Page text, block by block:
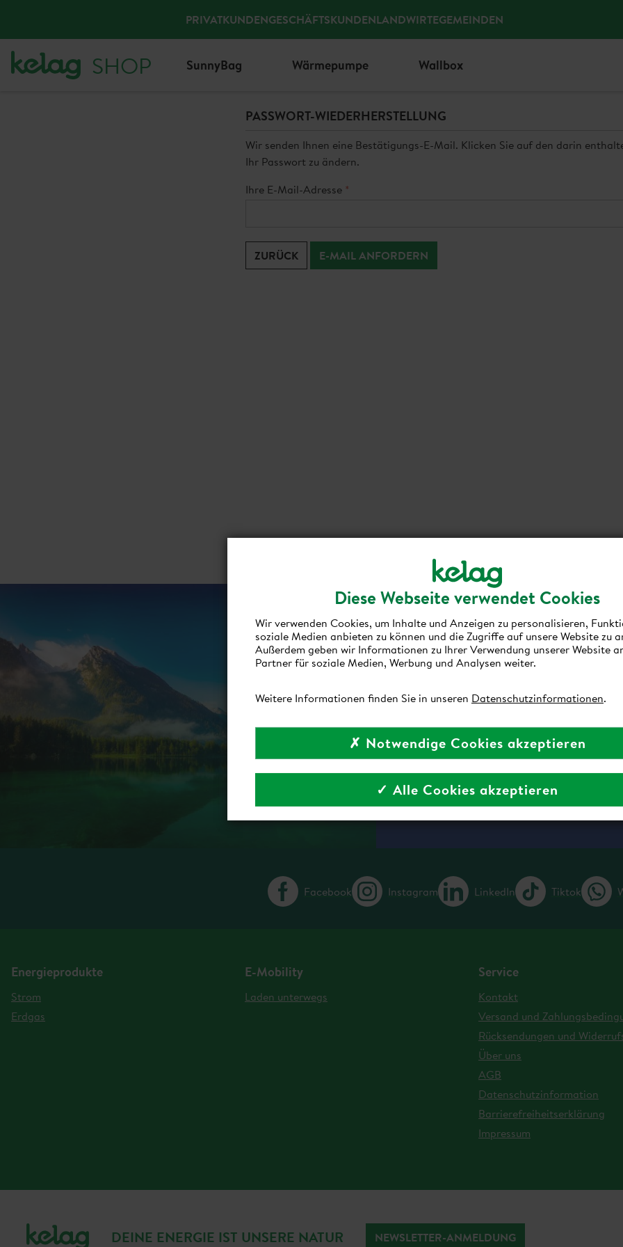
Diese Webseite verwendet Cookies
Wir verwenden Cookies, um Inhalte und Anzeigen zu personalisieren,
soziale Medien anbieten zu können und die Zugriffe auf unsere Website zu
Außerdem geben wir Informationen zu Ihrer Verwendung unserer Website
Partner für soziale Medien, Werbung und Analysen weiter.
Weitere Informationen finden Sie in unseren Datenschutzinformationen.
✗ Notwendige Cookies akzeptieren
✓ Alle Cookies akzeptieren
PRIVATKUNDENGESCHÄFTSKUNDENLANDWIRTEGEMEINDEN
SHOP SunnyBag Wärmepumpe Wallbox
PASSWORT-WIEDERHERSTELLUNG
Wir senden Ihnen eine Bestätigungs-E-Mail. Klicken Sie auf den darin
Ihr Passwort zu ändern.
Ihre E-Mail-Adresse *
ZURÜCK E-MAIL ANFORDERN
SCHNELLE UND
Lieferung nur innerhalb Österreichs.
Bestellungen werden in der
Facebook Instagram LinkedIn Tiktok
Energieprodukte
Strom
Erdgas
E-Mobility
Laden unterwegs
Service
Kontakt
Versand und
Rücksendungen und
Über uns
AGB
Datenschutzinformation
Barrierefreiheitserklärung
Impressum
DEINE ENERGIE IST UNSERE NATUR NEWSLETTER-ANMELDUNG